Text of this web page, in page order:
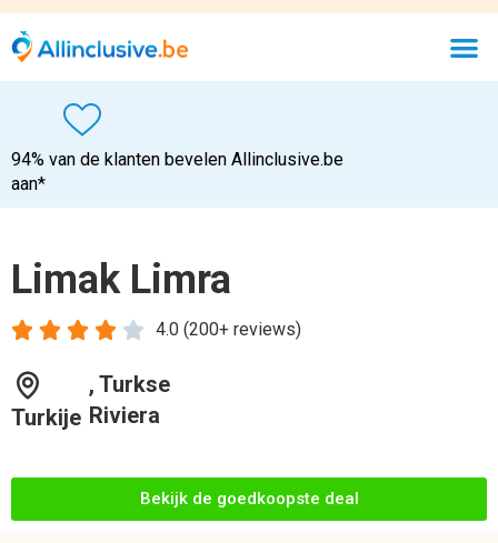
94% van de klanten bevelen Allinclusive.be
aan*
Limak Limra
4.0 (200+ reviews)
    
Turkije
, Turkse
Riviera
Bekijk de goedkoopste deal